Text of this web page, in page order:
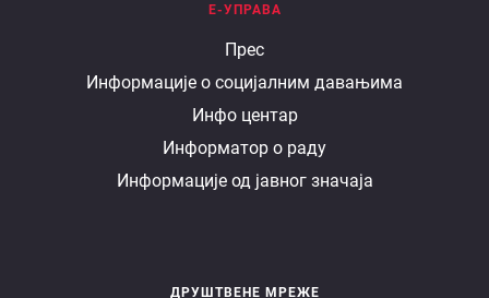
Е-УПРАВА
Прес
Информације о социјалним давањима
Инфо центар
Информатор о раду
Информације од јавног значаја
ДРУШТВЕНЕ МРЕЖЕ